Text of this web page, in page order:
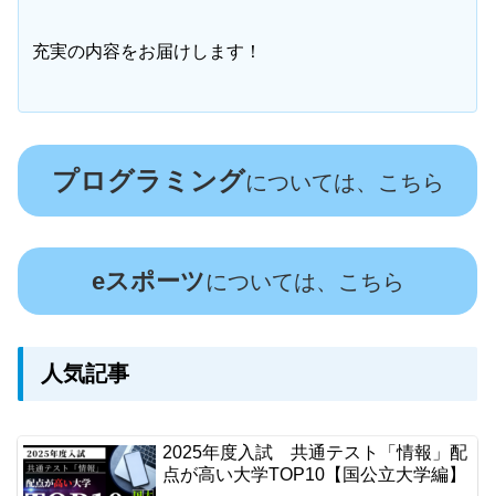
充実の内容をお届けします！
プログラミングについては、こちら
eスポーツについては、こちら
人気記事
2025年度入試 共通テスト「情報」配
点が高い大学TOP10【国公立大学編】